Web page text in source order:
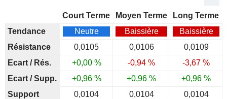
Court Terme Moyen Terme
Long Terme
Tendance
Neutre Baissière
Baissière
Résistance
0,0105 0,0106
0,0109
Ecart / Rés.
+0,00 % -0,94 %
-3,67 %
Ecart / Supp.
+0,96 % +0,96 %
+0,96 %
Support
0,0104 0,0104 0,0104